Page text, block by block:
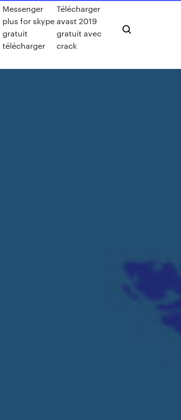
Messenger
plus for skype
gratuit
télécharger
Télécharger
avast 2019
gratuit avec
crack